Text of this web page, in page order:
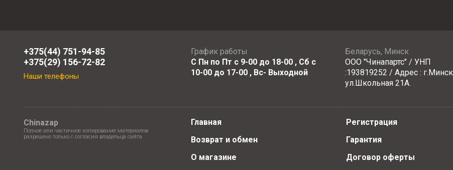
+375(44) 751-94-85
+375(29) 156-72-82
Наши телефоны
График работы
С Пн по Пт с 9-00 до 18-00 , Сб с
10-00 до 17-00 , Вс- Выходной
Беларусь, Минск
ООО "Чинапартс" / УНП
:193819252 / Адрес :
ул.Школьная 21А.
Chinazap
Полное или частичное копирование материалов
разрешено только с согласия владельца сайта
Главная Регистрация
Возврат и обмен
Гарантия
О магазине
Договор оферты